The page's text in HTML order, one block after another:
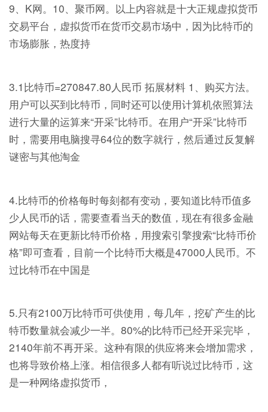
9、K网。10、聚币网。以上内容就是十大正规虚拟货币
交易平台，虚拟货币在货币交易市场中，因为比特币的
市场膨胀，热度持
3.1比特币=270847.80人民币 拓展材料 1、购买方法。
用户可以买到比特币，同时还可以使用计算机依照算法
进行大量的运算来“开采”比特币。在用户“开采”比特币
时，需要用电脑搜寻64位的数字就行，然后通过反复解
谜密与其他淘金
4.比特币的价格每时每刻都有变动，要知道比特币值多
少人民币的话，需要查看当天的数值，现在有很多金融
网站每天在更新比特币价格，用搜索引擎搜索“比特币价
格”即可查看，目前一个比特币大概是47000人民币。不
过比特币在中国是
5.只有2100万比特币可供使用，每几年，挖矿产生的比
特币数量就会减少一半。80%的比特币已经开采完毕，
2140年前不再开采。这种有限的供应将来会增加需求，
也将导致价格上涨。相信很多人都有听说过比特币，这
是一种网络虚拟货币，